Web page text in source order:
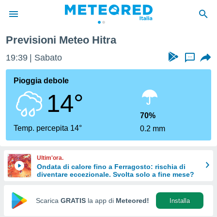
di
per
le
di
Web
Previsioni Meteo Hitra
19:39 Sabato ...
Pioggia debole
14°
Temp. percepita 14°
70%
0.2 mm
Ultim'ora.
Ondata di calore fino a Ferragosto: rischia di
diventare eccezionale. Svolta solo a fine mese?
Scarica GRATIS la app di Meteored! Installa